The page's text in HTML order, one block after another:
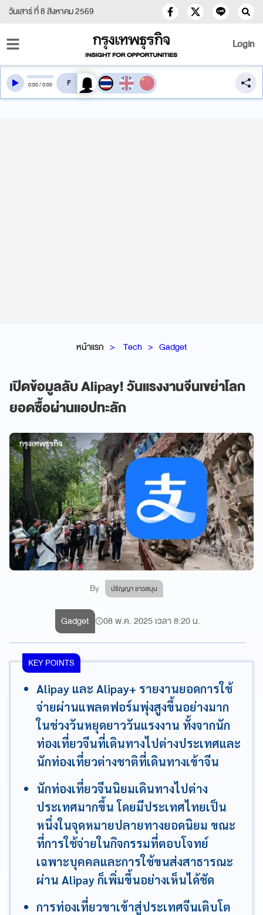
วันเสาร์ ที่ 8 สิงหาคม 2569
Login
หน้าแรก Tech Gadget
เปิดข้อมูลลับ Alipay! วันแรงงานจีนเขย่าโลก
ยอดซื้อผ่านแอปทะลัก
By ปริญญา ชาวสมุน
0:00/0:00 สลับเสียงอ่าน
Gadget 08 พ.ค. 2025 เวลา 8:20 น.
KEY POINTS
Alipay และ Alipay+ รายงานยอดการใช้
จ่ายผ่านแพลตฟอร์มพุ่งสูงขึ้นอย่างมาก
ในช่วงวันหยุดยาววันแรงงาน ทั้งจากนัก
ท่องเที่ยวจีนที่เดินทางไปต่างประเทศและ
นักท่องเที่ยวต่างชาติที่เดินทางเข้าจีน
นักท่องเที่ยวจีนนิยมเดินทางไปต่าง
ประเทศมากขึ้น โดยมีประเทศไทยเป็น
หนึ่งในจุดหมายปลายทางยอดนิยม ขณะ
ที่การใช้จ่ายในกิจกรรมที่ตอบโจทย์
เฉพาะบุคคลและการใช้ขนส่งสาธารณะ
ผ่าน Alipay ก็เพิ่มขึ้นอย่างเห็นได้ชัด
การท่องเที่ยวขาเข้าสู่ประเทศจีนเติบโต